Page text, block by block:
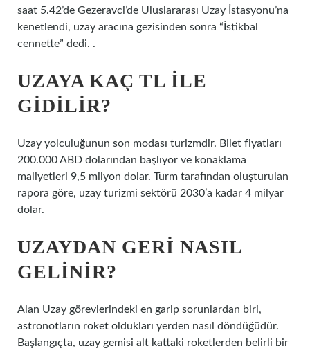
saat 5.42’de Gezeravci’de Uluslararası Uzay İstasyonu’na
kenetlendi, uzay aracına gezisinden sonra “İstikbal
cennette” dedi. .
UZAYA KAÇ TL ILE
GIDILIR?
Uzay yolculuğunun son modası turizmdir. Bilet fiyatları
200.000 ABD dolarından başlıyor ve konaklama
maliyetleri 9,5 milyon dolar. Turm tarafından oluşturulan
rapora göre, uzay turizmi sektörü 2030’a kadar 4 milyar
dolar.
UZAYDAN GERI NASIL
GELINIR?
Alan Uzay görevlerindeki en garip sorunlardan biri,
astronotların roket oldukları yerden nasıl döndüğüdür.
Başlangıçta, uzay gemisi alt kattaki roketlerden belirli bir